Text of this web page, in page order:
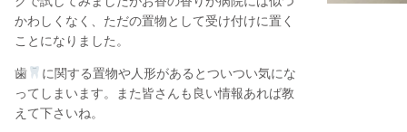
かわしくなく、ただの置物として受け付けに置く
ことになりました。
歯
に関する置物や人形があるとついつい気にな
ってしまいます。また皆さんも良い情報あれば教
えて下さいね。